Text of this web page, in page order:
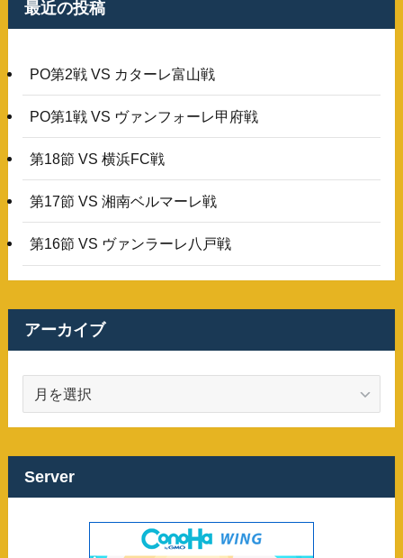
最近の投稿
PO第2戦 VS カターレ富山戦
PO第1戦 VS ヴァンフォーレ甲府戦
第18節 VS 横浜FC戦
第17節 VS 湘南ベルマーレ戦
第16節 VS ヴァンラーレ八戸戦
アーカイブ
カ
イ
ブ
Server